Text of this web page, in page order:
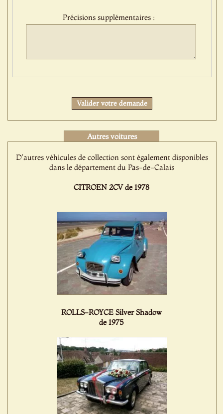
Précisions supplémentaires :
Valider votre demande
Autres voitures
D'autres véhicules de collection sont également disponibles
dans le département du Pas-de-Calais
CITROEN 2CV de 1978
ROLLS-ROYCE Silver Shadow
de 1975